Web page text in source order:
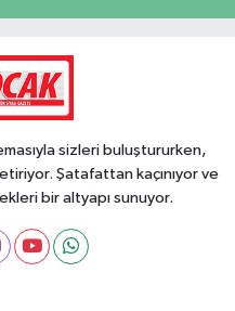
sizleri buluştururken,
Şatafattan kaçınıyor ve
bir altyapı sunuyor.